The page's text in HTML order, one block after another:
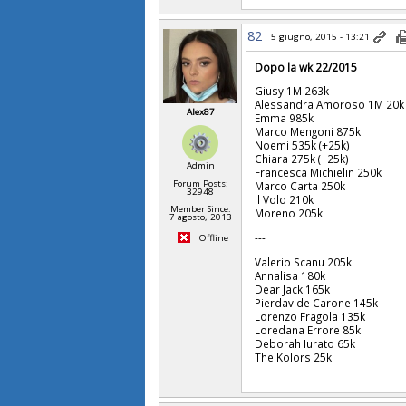
Alex87
Admin
Forum Posts:
32948
Member Since:
7 agosto, 2013
Offline
82 5 giugno, 2015 - 13:21
Dopo la wk 22/2015
Giusy 1M 263k
Alessandra Amoroso 1M 20k
Emma 985k
Marco Mengoni 875k
Noemi 535k (+25k)
Chiara 275k (+25k)
Francesca Michielin 250k
Marco Carta 250k
Il Volo 210k
Moreno 205k
---
Valerio Scanu 205k
Annalisa 180k
Dear Jack 165k
Pierdavide Carone 145k
Lorenzo Fragola 135k
Loredana Errore 85k
Deborah Iurato 65k
The Kolors 25k